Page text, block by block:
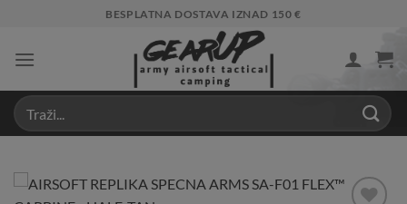
content
BESPLATNA DOSTAVA IZNAD 150 €